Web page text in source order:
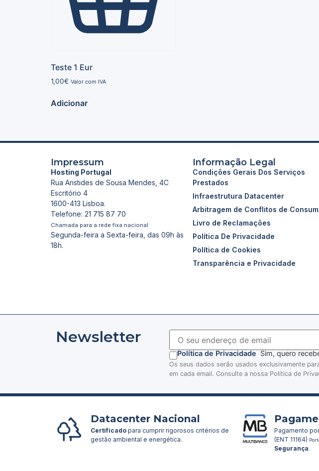
Teste 1 Eur
1,00€ Valor com IVA
Adicionar
Impressum
Hosting Portugal
Rua Aristides de Sousa Mendes, 4C
Escritório 4
1600-413 Lisboa.
Telefone: 21 715 87 70
Chamada para a rede fixa nacional
Segunda-feira a Sexta-feira, das 09h às
18h.
Informação Legal
Condições Gerais Dos Serviços
Prestados
Infraestrutura Datacenter
Arbitragem de Conflitos de
Livro de Reclamações
Política De Privacidade
Política de Cookies
Transparência e Privacidade
Newsletter
Política de Privacidade Sim, quero
Os seus dados serão usados exclusivamente
em cada email. Consulte a nossa Política de
Datacenter Nacional
Certificado para cumprir rigorosos critérios de
gestão ambiental e energética.
Pagamento
(ENT 11164)
Segurança.